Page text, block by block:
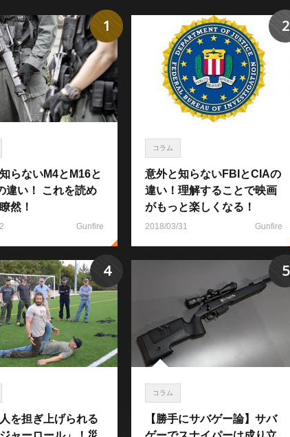
らないM4とM16と
違い！ これを読め
然！
Gunfire
1
コラム
意外と知らないFBIとCIAの
違い！理解することで映画
がもっと楽しくなる！
2018/03/31 Gunfire
2
を担ぎ上げられる
4
コラム
【勝手にサバゲー論】サバ
5